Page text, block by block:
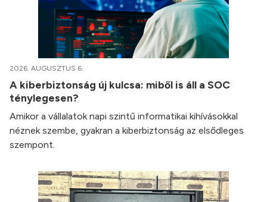
2026. AUGUSZTUS 6.
A kiberbiztonság új kulcsa: miből is áll a SOC
ténylegesen?
Amikor a vállalatok napi szintű informatikai kihívásokkal
néznek szembe, gyakran a kiberbiztonság az elsődleges
szempont.